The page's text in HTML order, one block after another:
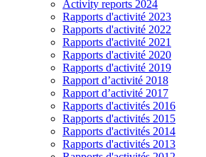
Activity reports 2024
Rapports d'activité 2023
Rapports d'activité 2022
Rapports d'activité 2021
Rapports d'activité 2020
Rapports d'activité 2019
Rapport d’activité 2018
Rapport d’activité 2017
Rapports d'activités 2016
Rapports d'activités 2015
Rapports d'activités 2014
Rapports d'activités 2013